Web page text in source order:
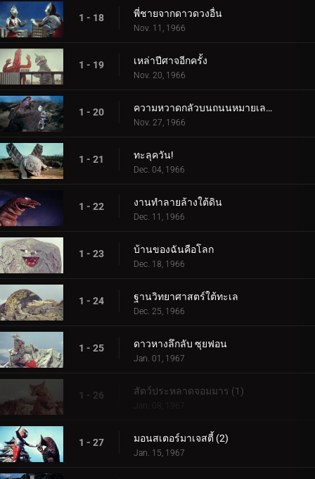
1 - 18 พี่ชายจากดาวดวงอื่น
Nov. 11, 1966
1 - 19 เหล่าปีศาจอีกครั้ง
Nov. 20, 1966
1 - 20 ความหวาดกลัวบนถนนหมายเลข 87
Nov. 27, 1966
1 - 21 ทะลุควัน!
Dec. 04, 1966
1 - 22 งานทำลายล้างใต้ดิน
Dec. 11, 1966
1 - 23 บ้านของฉันคือโลก
Dec. 18, 1966
1 - 24 ฐานวิทยาศาสตร์ใต้ทะเล
Dec. 25, 1966
1 - 25 ดาวหางลึกลับ ซุยฟอน
Jan. 01, 1967
1 - 26 สัตว์ประหลาดจอมมาร (1)
Jan. 08, 1967
1 - 27 มอนสเตอร์มาเจสตี้ (2)
Jan. 15, 1967